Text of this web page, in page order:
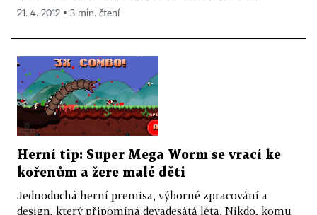
21. 4. 2012 ▪ 3 min. čtení
Herní tip: Super Mega Worm se vrací ke
kořenům a žere malé děti
Jednoduchá herní premisa, výborné zpracování a
design, který připomíná devadesátá léta. Nikdo, komu